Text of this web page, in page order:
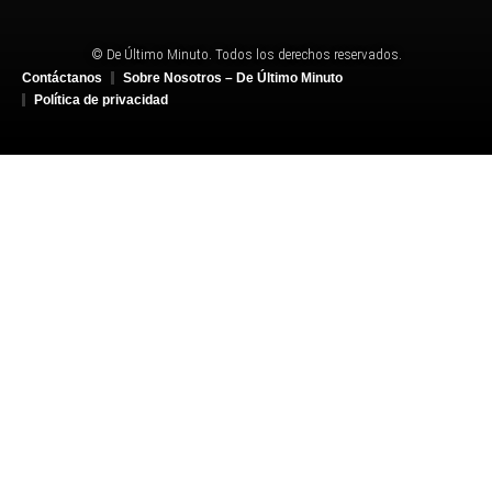
© De Último Minuto. Todos los derechos reservados.
Contáctanos
Sobre Nosotros – De Último Minuto
Política de privacidad